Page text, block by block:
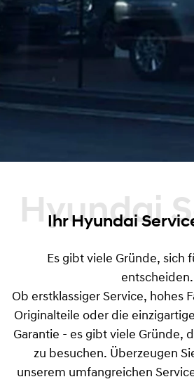
Hyundai Service
Ihr Hyundai
Es gibt viele Gründe, sich
entscheiden.
Ob erstklassiger Service, hohes
Originalteile oder die
Garantie - es gibt viele Gründe,
zu besuchen. Überzeugen
unserem umfangreichen